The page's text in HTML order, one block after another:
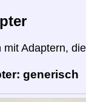
mit Adaptern,
generisch